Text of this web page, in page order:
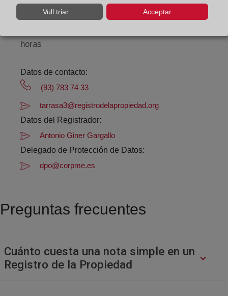
De lunes a viernes de 09:00 a 17:00 horas
Agosto: De lunes a viernes de 09:00 a 14:00 horas
horas
Datos de contacto:
(93) 783 74 33
tarrasa3@registrodelapropiedad.org
Datos del Registrador:
Antonio Giner Gargallo
Delegado de Protección de Datos:
dpo@corpme.es
Preguntas frecuentes
Cuánto cuesta una nota simple en un
Registro de la Propiedad
Vull triar.... Acceptar